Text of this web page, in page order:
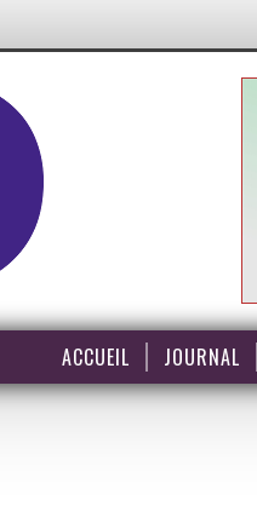
ACCUEIL JOURNAL